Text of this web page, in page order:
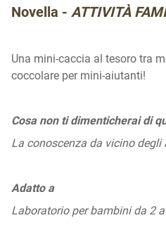
Novella - ATTIVITÀ
Una mini-caccia al tesoro tra
coccolare per mini-aiutanti!
Cosa non ti dimenticherai di
La conoscenza da vicino
Adatto a
Laboratorio per bambini da 2